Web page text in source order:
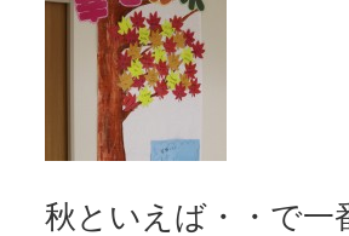
秋といえば・・で一